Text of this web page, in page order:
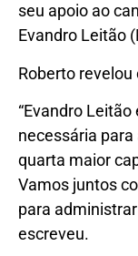
seu apoio ao
Evandro Leitão
Roberto
“Evandro
necessária
quarta maior
Vamos juntos
para
escreveu.